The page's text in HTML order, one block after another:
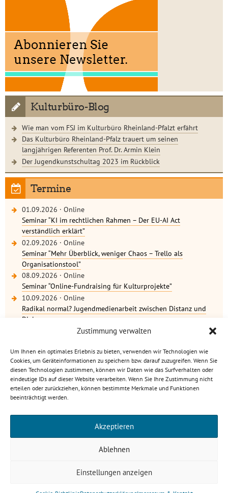
Zustimmung verwalten
Um Ihnen ein optimales Erlebnis zu bieten, verwenden wir Technologien wie
Cookies, um Geräteinformationen zu speichern bzw. darauf zuzugreifen. Wenn Sie
diesen Technologien zustimmen, können wir Daten wie das Surfverhalten oder
eindeutige IDs auf dieser Website verarbeiten. Wenn Sie Ihre Zustimmung nicht
erteilen oder zurückziehen, können bestimmte Merkmale und Funktionen
beeinträchtigt werden.
Akzeptieren
Ablehnen
Einstellungen anzeigen
Kulturbüro-Blog
Wie man vom FSJ im Kulturbüro Rheinland-Pfalzt erfährt
Das Kulturbüro Rheinland-Pfalz trauert um seinen
langjährigen Referenten Prof. Dr. Armin Klein
Der Jugendkunstschultag 2023 im Rückblick
Termine
01.09.2026 · Online
Seminar “KI im rechtlichen Rahmen – Der EU-AI Act
verständlich erklärt”
02.09.2026 · Online
Seminar “Mehr Überblick, weniger Chaos – Trello als
Organisationstool”
08.09.2026 · Online
Seminar “Online-Fundraising für Kulturprojekte”
10.09.2026 · Online
Radikal normal? Jugendmedienarbeit zwischen Distanz und
Dialog
Kulturbüro Rheinland-Pfalz · C.-S.-Schmidt-Str. 9 · 56112
Lahnstein
Datenschutzerklärung
gefördert von